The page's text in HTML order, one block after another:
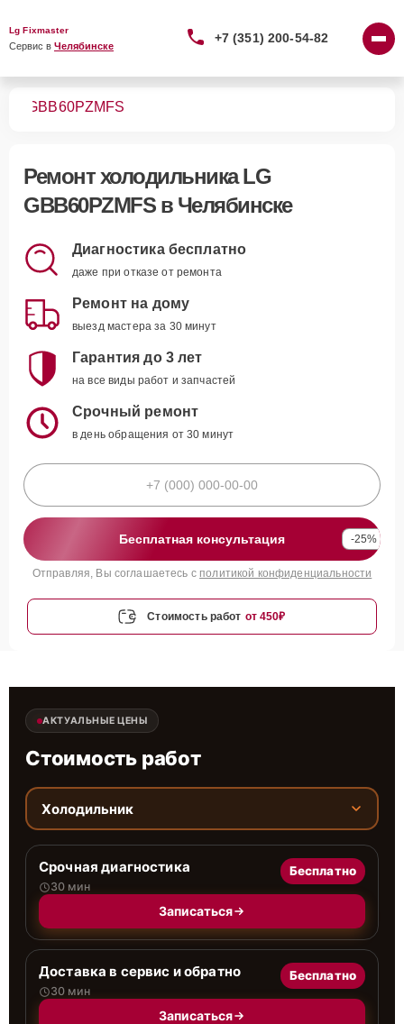
Lg Fixmaster
Сервис в Челябинске
+7 (351) 200-54-82
GBB60PZMFS
Ремонтхолодильника LG
GBB60PZMFSв Челябинске
Диагностика бесплатно
даже при отказе от ремонта
Ремонт на дому
выезд мастера за 30 минут
Гарантия до 3 лет
на все виды работ и запчастей
Срочный ремонт
в день обращения от 30 минут
Бесплатная консультация -25%
Отправляя, Вы соглашаетесь с политикой конфиденциальности
Стоимость работ от 450₽
АКТУАЛЬНЫЕ ЦЕНЫ
Стоимость работ
Холодильник
Срочная диагностика
30 мин
Бесплатно
Записаться
Доставка в сервис и обратно
30 мин
Бесплатно
Записаться